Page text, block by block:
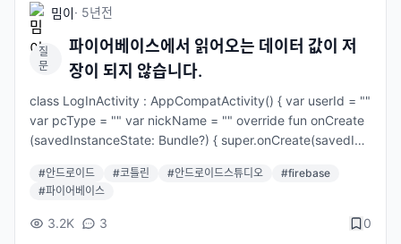
("users") .add(user) .addOnSuccessListener { documentR
eference -> Log.d(TAG, "DocumentSnapshot added with I
D: ${documentReference.id}") } .addOnFailureListener { e
-> Log.w(TAG, "Error adding document", e) } }
밈이· 5년전
질
문
파이어베이스에서 읽어오는 데이터 값이 저
장이 되지 않습니다.
class LogInActivity : AppCompatActivity() { var userId = ""
var pcType = "" var nickName = "" override fun onCreate
(savedInstanceState: Bundle?) { super.onCreate(savedIns
b: DatabaseReference = Firebase.database.reference //
이미 로그인이 되어있는 경우 UserApiClient.instance.accessT
okenInfo { tokenInfo, error -> if (error != null) { Log.e("Tok
#안드로이드 #코틀린 #안드로이드스튜디오 #firebase
#파이어베이스
3.2K 3 0